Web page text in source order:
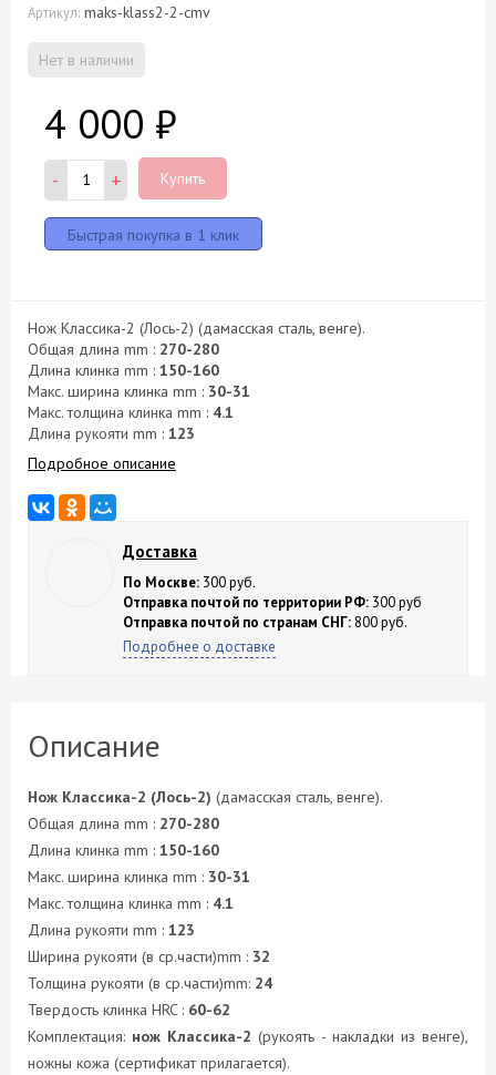
Артикул: maks-klass2-2-cmv
Нет в наличии
4 000 ₽
- + Купить
Нож Классика-2 (Лось-2) (дамасская сталь, венге).
Общая длина mm : 270-280
Длина клинка mm : 150-160
Макс. ширина клинка mm : 30-31
Макс. толщина клинка mm : 4.1
Длина рукояти mm : 123
Подробное описание
Доставка
По Москве: 300 руб.
Отправка почтой по территории РФ: 300 руб
Отправка почтой по странам СНГ: 800 руб.
Подробнее о доставке
Описание
Нож Классика-2 (Лось-2) (дамасская сталь, венге).
Общая длина mm : 270-280
Длина клинка mm : 150-160
Макс. ширина клинка mm : 30-31
Макс. толщина клинка mm : 4.1
Длина рукояти mm : 123
Ширина рукояти (в ср.части)mm : 32
Толщина рукояти (в ср.части)mm: 24
Твердость клинка HRC : 60-62
Комплектация: нож Классика-2 (рукоять - накладки из венге),
ножны кожа (сертификат прилагается).